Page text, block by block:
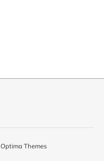
Optima Themes